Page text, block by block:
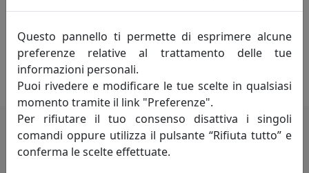
designer e progettisti e insieme a loro coniughiamo
forma e funzione, qualità dei materiali e sostenibilità
dei processi. È così che mettiamo il benessere al centro.
Potrebbero interessarti
Questo pannello ti permette di esprimere alcune
preferenze relative al trattamento delle tue
informazioni personali.
Puoi rivedere e modificare le tue scelte in qualsiasi
momento tramite il link "Preferenze".
Per rifiutare il tuo consenso disattiva i singoli
comandi oppure utilizza il pulsante “Rifiuta tutto” e
conferma le scelte effettuate.